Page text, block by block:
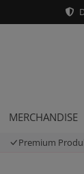
MERCHANDISE
Premium